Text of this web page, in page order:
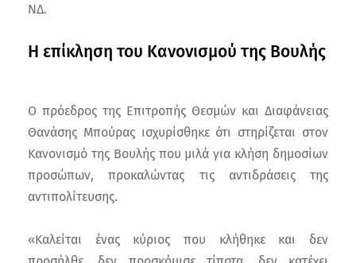
ΝΔ.
Η επίκληση του Κανονισμού της Βουλής
Ο πρόεδρος της Επιτροπής Θεσμών και Διαφάνειας
Θανάσης Μπούρας ισχυρίσθηκε ότι στηρίζεται στον
Κανονισμό της Βουλής που μιλά για κλήση δημοσίων
προσώπων, προκαλώντας τις αντιδράσεις της
αντιπολίτευσης.
«Καλείται ένας κύριος που κλήθηκε και δεν